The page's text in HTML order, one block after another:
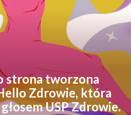
strona tworzona
Zdrowie, która
USP Zdrowie.